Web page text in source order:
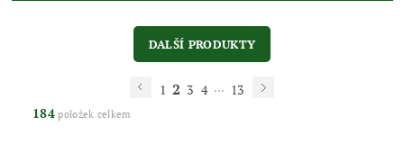
DALŠÍ PRODUKTY
1 2 3 4 ... 13
184položek celkem